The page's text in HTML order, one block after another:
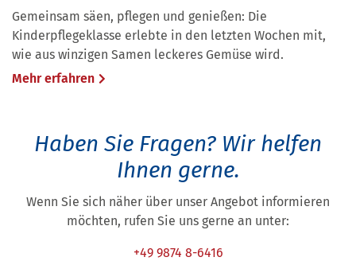
Gemeinsam säen, pflegen und genießen: Die
Kinderpflegeklasse erlebte in den letzten Wochen mit,
wie aus winzigen Samen leckeres Gemüse wird.
Mehr erfahren
Haben Sie Fragen? Wir helfen
Ihnen gerne.
Wenn Sie sich näher über unser Angebot informieren
möchten, rufen Sie uns gerne an unter:
+49 9874 8-6416